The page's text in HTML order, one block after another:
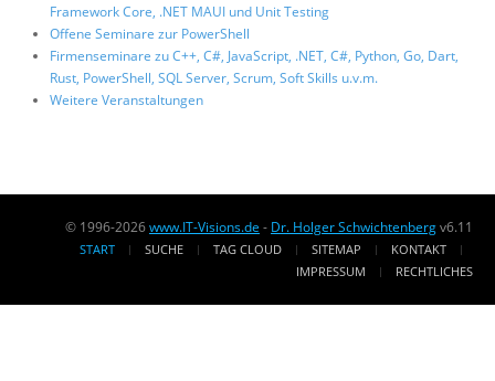
Framework Core, .NET MAUI und Unit Testing
Offene Seminare zur PowerShell
Firmenseminare zu C++, C#, JavaScript, .NET, C#, Python, Go, Dart,
Rust, PowerShell, SQL Server, Scrum, Soft Skills u.v.m.
Weitere Veranstaltungen
© 1996-2026www.IT-Visions.de - Dr. Holger Schwichtenbergv6.11
START SUCHE TAG CLOUD SITEMAP
KONTAKT
IMPRESSUM
RECHTLICHES